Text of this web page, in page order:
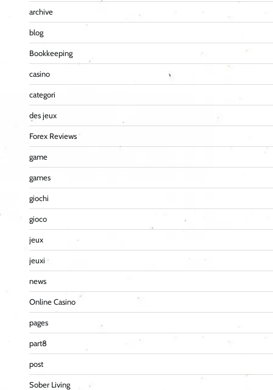
archive
blog
Bookkeeping
casino
categori
des jeux
Forex Reviews
game
games
giochi
gioco
jeux
jeuxi
news
Online Casino
pages
part8
post
Sober Living